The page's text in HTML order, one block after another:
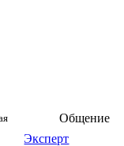
Общение
Эксперт